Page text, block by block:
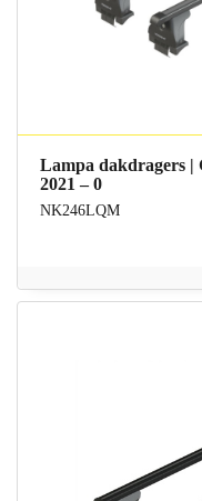
Lampa dakdragers |
2021 – 0
NK246LQM